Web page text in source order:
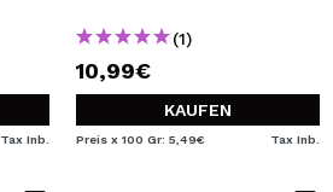
Tax Inb.
(1)
10,99€
KAUFEN
Preis x 100 Gr: 5,49€ Tax Inb.